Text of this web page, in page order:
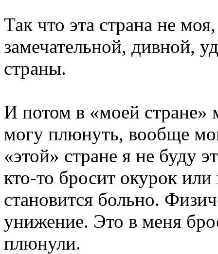
Так что эта страна не
замечательной, дивной,
страны.
И потом в «моей стране»
могу плюнуть, вообще
«этой» стране я не буду
кто-то бросит окурок
становится больно.
унижение. Это в меня
плюнули.